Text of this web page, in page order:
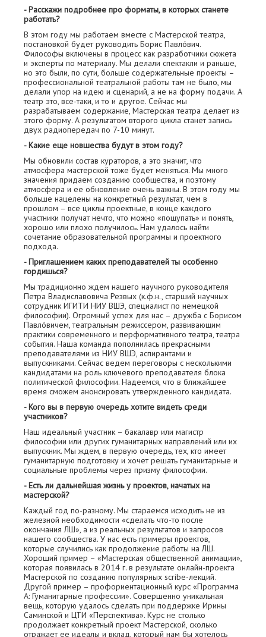
- Расскажи подробнее про форматы, в которых станете
работать?
В этом году мы работаем вместе с Мастерской театра,
постановкой будет руководить Борис Павлóвич.
Философы включены в процесс как разработчики сюжета
и эксперты по материалу. Мы делали спектакли и раньше,
но это были, по сути, больше содержательные проекты –
профессиональной театральной работы там не было, мы
делали упор на идею и сценарий, а не на форму подачи. А
театр это, все-таки, и то и другое. Сейчас мы
разрабатываем содержание, Мастерская театра делает из
этого форму. А результатом второго цикла станет запись
двух радиопередач по 7-10 минут.
- Какие еще новшества будут в этом году?
Мы обновили состав кураторов, а это значит, что
атмосфера мастерской тоже будет меняться. Мы много
значения придаем созданию сообщества, и поэтому
атмосфера и ее обновление очень важны. В этом году мы
больше нацелены на конкретный результат, чем в
прошлом – все циклы проектные, в конце каждого
участники получат нечто, что можно «пощупать» и понять,
хорошо или плохо получилось. Нам удалось найти
сочетание образовательной программы и проектного
подхода.
- Приглашением каких преподавателей ты особенно
гордишься?
Мы традиционно ждем нашего научного руководителя
Петра Владиславовича Резвых (к.ф.н., старший научных
сотрудник ИГИТИ НИУ ВШЭ, специалист по немецкой
философии). Огромный успех для нас – дружба с Борисом
Павлóвичем, театральным режиссером, развивающим
практики современного и перформативного театра, театра
события. Наша команда пополнилась прекрасными
преподавателями из НИУ ВШЭ, аспирантами и
выпускниками. Сейчас ведем переговоры с несколькими
кандидатами на роль ключевого преподавателя блока
политической философии. Надеемся, что в ближайшее
время сможем анонсировать утвержденного кандидата.
- Кого вы в первую очередь хотите видеть среди
участников?
Наш идеальный участник – бакалавр или магистр
философии или других гуманитарных направлений или их
выпускник. Мы ждем, в первую очередь, тех, кто имеет
гуманитарную подготовку и хочет решать гуманитарные и
социальные проблемы через призму философии.
- Есть ли дальнейшая жизнь у проектов, начатых на
мастерской?
Каждый год по-разному. Мы стараемся исходить не из
железной необходимости «сделать что-то после
окончания ЛШ», а из реальных результатов и запросов
нашего сообщества. У нас есть примеры проектов,
которые случились как продолжение работы на ЛШ.
Хороший пример – «Мастерская общественной анимации»,
которая появилась в 2014 г. в результате онлайн-проекта
Мастерской по созданию популярных scribe-лекций.
Другой пример – профориентационный курс «Программа
А: Гуманитарные профессии». Совершенно уникальная
вещь, которую удалось сделать при поддержке Ирины
Саминской и ЦТИ «Перспектива». Курс не столько
продолжает конкретный проект Мастерской, сколько
отражает ее идеалы и вклад, который нам бы хотелось